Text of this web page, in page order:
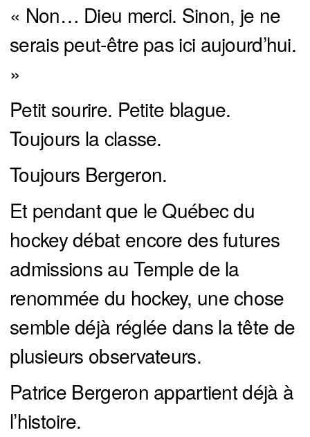
« Non… Dieu merci. Sinon, je ne
serais peut-être pas ici aujourd’hui.
»
Petit sourire. Petite blague.
Toujours la classe.
Toujours Bergeron.
Et pendant que le Québec du
hockey débat encore des futures
admissions au Temple de la
renommée du hockey, une chose
semble déjà réglée dans la tête de
plusieurs observateurs.
Patrice Bergeron appartient déjà à
l’histoire.